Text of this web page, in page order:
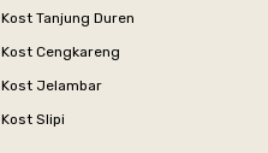
Kost Tanjung Duren
Kost Cengkareng
Kost Jelambar
Kost Slipi